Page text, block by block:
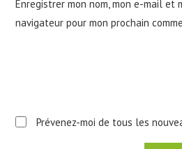
site
(facultatif)
Enregistrer mon nom, mon e-mail et
navigateur pour mon prochain
Prévenez-moi de tous les